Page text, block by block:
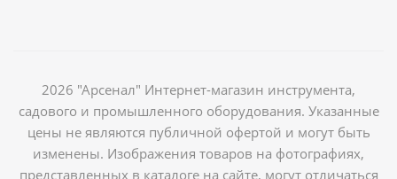
2026 "Арсенал" Интернет-магазин инструмента,
садового и промышленного оборудования. Указанные
цены не являются публичной офертой и могут быть
изменены. Изображения товаров на фотографиях,
представленных в каталоге на сайте, могут отличаться